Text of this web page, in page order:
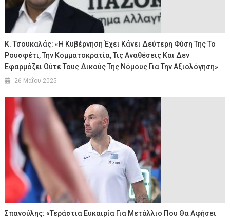
Κ. Τσουκαλάς: «Η Κυβέρνηση Έχει Κάνει Δεύτερη Φύση Της Το
Ρουσφέτι, Την Κομματοκρατία, Τις Αναθέσεις Και Δεν
Εφαρμόζει Ούτε Τους Δικούς Της Νόμους Για Την Αξιολόγηση»
26 Μαΐου 2025
Σπανούλης: «Τεράστια Ευκαιρία Για Μετάλλιο Που Θα Αφήσει